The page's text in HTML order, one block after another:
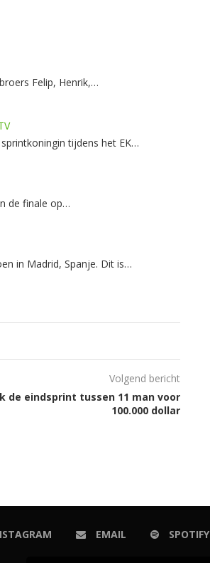
Felip, Henrik,…
tijdens het EK…
de finale op…
in Madrid, Spanje. Dit is…
Volgend bericht
de eindsprint tussen 11 man voor
100.000 dollar
EMAIL SPOTIFY